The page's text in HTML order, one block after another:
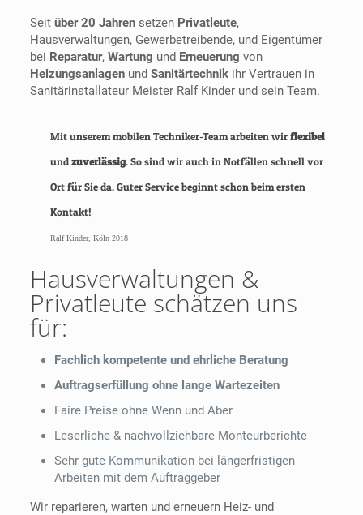
Seit über 20 Jahrensetzen Privatleute,
Hausverwaltungen, Gewerbetreibende, und Eigentümer
bei Reparatur, Wartung und Erneuerung von
Heizungsanlagenund Sanitärtechnik ihr Vertrauen in
Sanitärinstallateur Meister Ralf Kinder und sein Team.
Mit unserem mobilen Techniker-Team arbeiten wirflexibel
undzuverlässig. So sind wir auch in Notfällen schnell vor
Ort für Sie da. Guter Service beginnt schon beim ersten
Kontakt!
Ralf Kinder, Köln 2018
Hausverwaltungen &
Privatleute schätzen uns
für:
Fachlich kompetente und ehrliche Beratung
Auftragserfüllung ohne lange Wartezeiten
Faire Preise ohne Wenn und Aber
Leserliche & nachvollziehbare Monteurberichte
Sehr gute Kommunikation bei längerfristigen
Arbeiten mit dem Auftraggeber
Wir reparieren, warten und erneuern Heiz- und